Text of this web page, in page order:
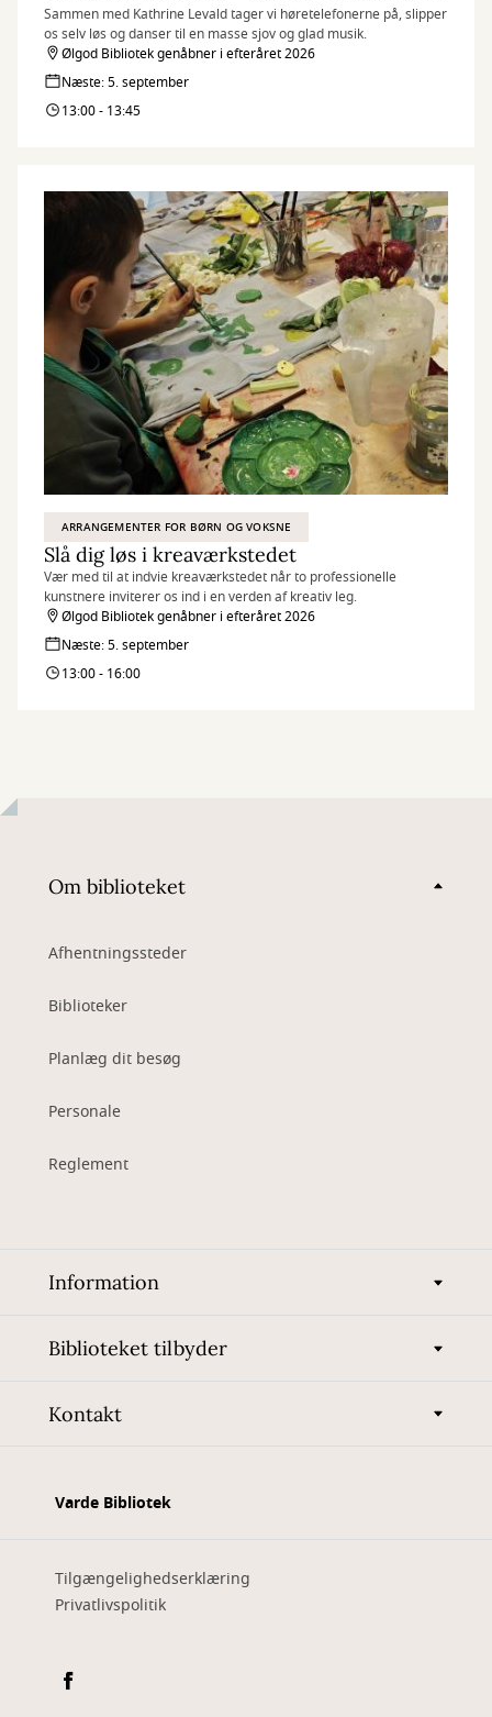
Sammen med Kathrine Levald tager vi høretelefonerne på, slipper
os selv løs og danser til en masse sjov og glad musik.
Ølgod Bibliotek genåbner i efteråret 2026
Næste: 5. september
13:00 - 13:45
ARRANGEMENTER FOR BØRN OG VOKSNE
Slå dig løs i kreaværkstedet
Vær med til at indvie kreaværkstedet når to professionelle
kunstnere inviterer os ind i en verden af kreativ leg.
Ølgod Bibliotek genåbner i efteråret 2026
Næste: 5. september
13:00 - 16:00
Om biblioteket
Afhentningssteder
Biblioteker
Planlæg dit besøg
Personale
Reglement
Information
Biblioteket tilbyder
Kontakt
Varde Bibliotek
Tilgængelighedserklæring
Privatlivspolitik